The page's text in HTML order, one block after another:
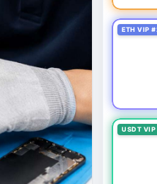
ETH VIP
USDT